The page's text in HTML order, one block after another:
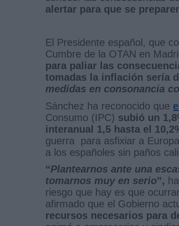
alertar para que se
El Presidente español, que
Cumbre de la OTAN en
para paliar las
tomadas la inflación sería
medidas en consonancia
Sánchez ha reconocido que
Consumo (IPC) subió un
interanual 1,5 hasta el
guerra para asfixiar a
a los españoles sin paños
“Plantearnos ante una
tomarnos muy en serio”,
riesgo que hay es que
afirmado que el Gobierno
recursos necesarios para